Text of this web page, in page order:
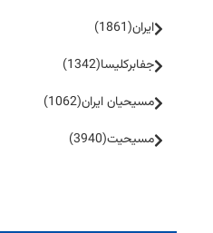
ایران(1861)
جفا‌بر‌کلیسا(1342)
مسیحیان ایران(1062)
مسیحیت(3940)